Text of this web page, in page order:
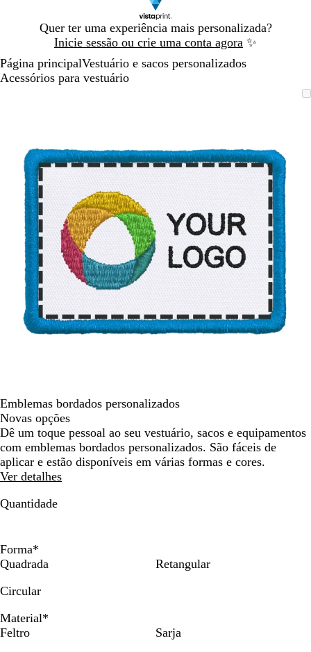
Quer ter uma experiência mais personalizada?
Inicie sessão ou crie uma conta agora ✨
Diapositivo
1
Página principalVestuário e sacos personalizados
Acessórios para vestuário
menos
e
para
fazer
zoom
e
as
teclas
seta
para
deslocar
Emblemas bordados personalizados
Novas opções
Dê um toque pessoal ao seu vestuário, sacos e equipamentos
com emblemas bordados personalizados. São fáceis de
aplicar e estão disponíveis em várias formas e cores.
Ver detalhes
Quantidade
Forma*
Quadrada
Retangular
Circular
Material*
Feltro
Sarja